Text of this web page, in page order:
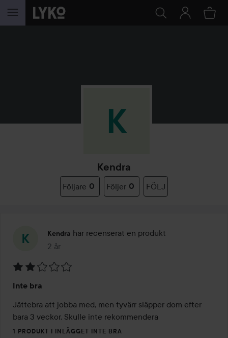
HOPPA TILL INNEHÅLLET
Kendra
Följare 0 Följer 0 FÖLJ
Kendra har recenserat en produkt
2 år
Inlägget skapades 2 år
2
av
5
Inte bra
Jättebra att jobba med, men tyvärr släpper dom efter
bara 3 veckor. Skulle inte rekommendera
1 PRODUKT I INLÄGGET INTE BRA